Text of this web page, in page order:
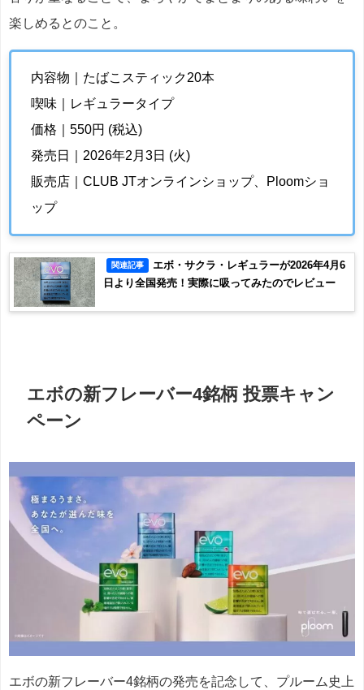
楽しめるとのこと。
内容物｜たばこスティック20本
喫味｜レギュラータイプ
価格｜550円 (税込)
発売日｜2026年2月3日 (火)
販売店｜CLUB JTオンラインショップ、Ploomショ
ップ
関連記事
エボ・サクラ・レギュラーが2026年4月6
日より全国発売！実際に吸ってみたのでレビュー
エボの新フレーバー4銘柄 投票キャン
ペーン
エボの新フレーバー4銘柄の発売を記念して、プルーム史上